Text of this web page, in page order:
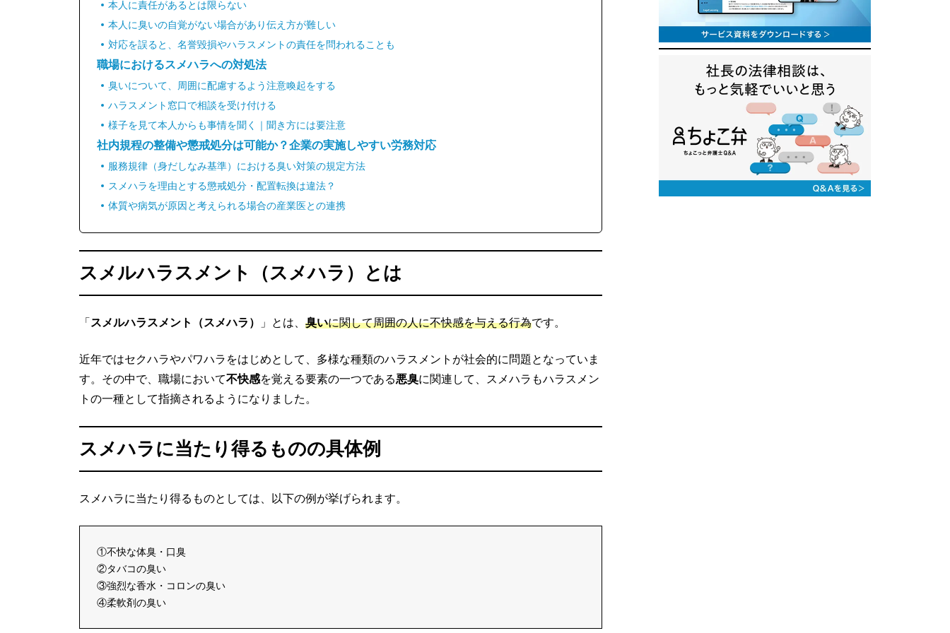
本人に責任があるとは限らない
本人に臭いの自覚がない場合があり伝え方が難しい
対応を誤ると、名誉毀損やハラスメントの責任を問われることも
職場におけるスメハラへの対処法
臭いについて、周囲に配慮するよう注意喚起をする
ハラスメント窓口で相談を受け付ける
様子を見て本人からも事情を聞く｜聞き方には要注意
社内規程の整備や懲戒処分は可能か？企業の実施しやすい労務対応
服務規律（身だしなみ基準）における臭い対策の規定方法
スメハラを理由とする懲戒処分・配置転換は違法？
体質や病気が原因と考えられる場合の産業医との連携
スメルハラスメント（スメハラ）とは
「 スメルハラスメント（スメハラ） 」とは、 臭いに関して周囲の人に不快感を与える行為です。
近年ではセクハラやパワハラをはじめとして、多様な種類のハラスメントが社会的に問題となっていま
す。その中で、職場において不快感を覚える要素の一つである悪臭に関連して、スメハラもハラスメン
トの一種として指摘されるようになりました。
スメハラに当たり得るものの具体例
スメハラに当たり得るものとしては、以下の例が挙げられます。
①不快な体臭・口臭
②タバコの臭い
③強烈な香水・コロンの臭い
④柔軟剤の臭い